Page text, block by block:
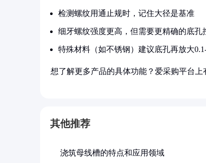
检测螺纹用通止规时，记住大径是基准
细牙螺纹强度更高，但需要更精确的底孔
特殊材料（如不锈钢）建议底孔再放大
想了解更多产品的具体功能？爱采购平台
其他推荐
浇筑母线槽的特点和应用领域